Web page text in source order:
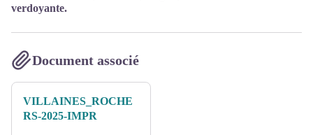
verdoyante.
Document associé
VILLAINES_ROCHE
RS-2025-IMPR